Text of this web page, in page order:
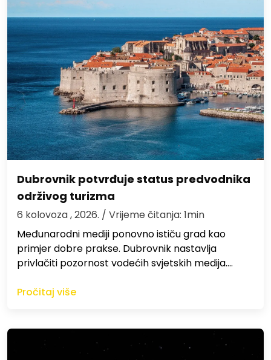
Dubrovnik potvrđuje status predvodnika
održivog turizma
6 kolovoza , 2026. / Vrijeme čitanja: 1min
Međunarodni mediji ponovno ističu grad kao
primjer dobre prakse. Dubrovnik nastavlja
privlačiti pozornost vodećih svjetskih medija.…
Pročitaj više